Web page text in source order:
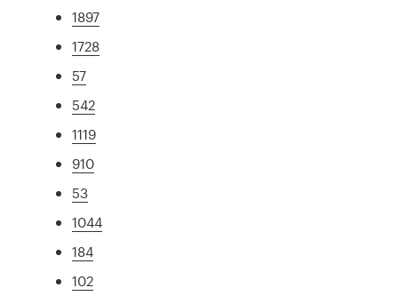
1897
1728
57
542
1119
910
53
1044
184
102